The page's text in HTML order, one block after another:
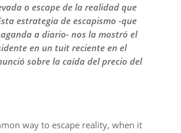
o escape de la realidad que
estrategia de escapismo -que
a diario- nos la mostró el
en un tuit reciente en el
sobre la caída del precio del
way to escape reality, when it